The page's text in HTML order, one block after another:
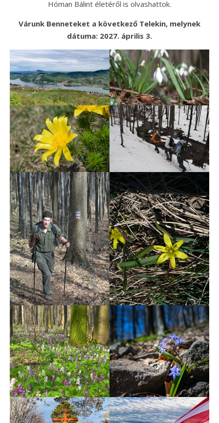
Hóman Bálint életéről is olvashattok.
Várunk Benneteket a következő Telekin, melynek
dátuma: 2027. április 3.